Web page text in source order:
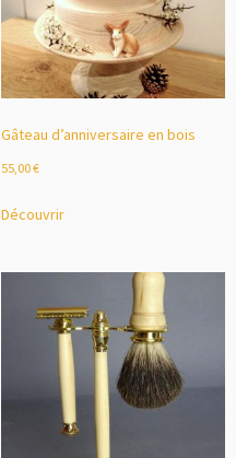
Gâteau d’anniversaire en bois
55,00€
Découvrir